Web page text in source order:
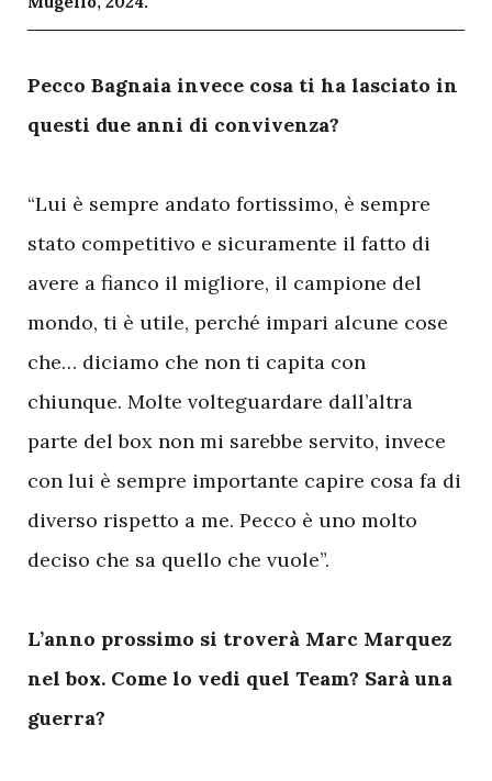
Pecco Bagnaia invece cosa ti ha lasciato in
questi due anni di convivenza?
“Lui è sempre andato fortissimo, è sempre
stato competitivo e sicuramente il fatto di
avere a fianco il migliore, il campione del
mondo, ti è utile, perché impari alcune cose
che… diciamo che non ti capita con
chiunque. Molte volteguardare dall’altra
parte del box non mi sarebbe servito, invece
con lui è sempre importante capire cosa fa di
diverso rispetto a me. Pecco è uno molto
deciso che sa quello che vuole”.
L’anno prossimo si troverà Marc Marquez
nel box. Come lo vedi quel Team? Sarà una
guerra?